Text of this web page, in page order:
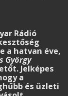
Rádió
a hatvan éve,
György
Jelképes
a
és üzleti